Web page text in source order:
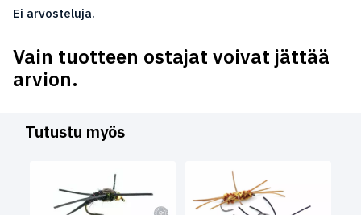
Ei arvosteluja.
Vain tuotteen ostajat voivat jättää
arvion.
Tutustu myös